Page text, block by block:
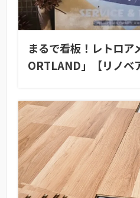
まるで看板！レトロア
ORTLAND」【リノベ